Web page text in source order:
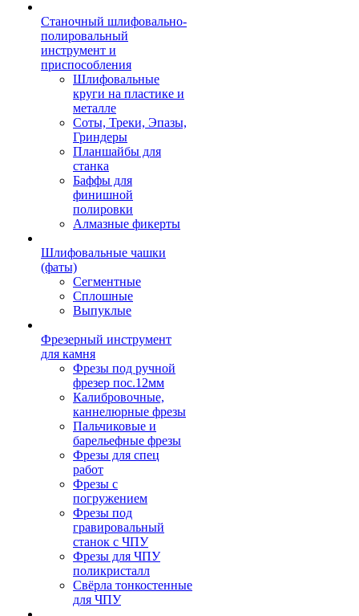
Станочный шлифовально-
полировальный
инструмент и
приспособления
Шлифовальные
круги на пластике и
металле
Соты, Треки, Эпазы,
Гриндеры
Планшайбы для
станка
Баффы для
финишной
полировки
Алмазные фикерты
Шлифовальные чашки
(фаты)
Сегментные
Сплошные
Выпуклые
Фрезерный инструмент
для камня
Фрезы под ручной
фрезер пос.12мм
Калибровочные,
каннелюрные фрезы
Пальчиковые и
барельефные фрезы
Фрезы для спец
работ
Фрезы с
погружением
Фрезы под
гравировальный
станок с ЧПУ
Фрезы для ЧПУ
поликристалл
Свёрла тонкостенные
для ЧПУ